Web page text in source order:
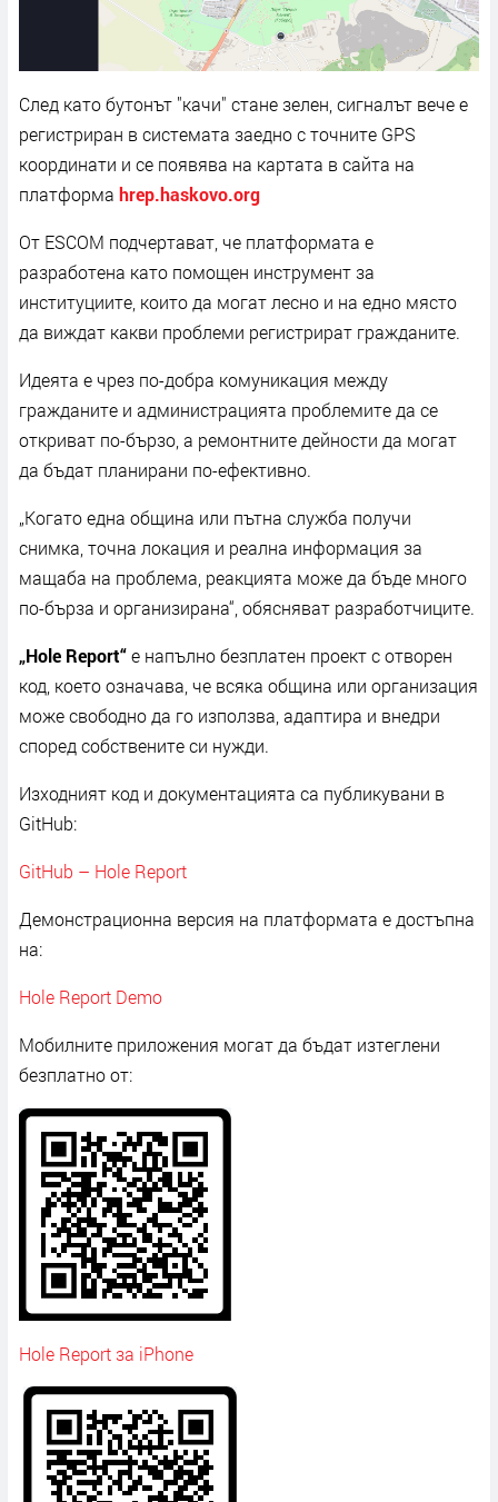
След като бутонът "качи" стане зелен, сигналът вече е
регистриран в системата заедно с точните GPS
координати и се появява на картата в сайта на
платформа hrep.haskovo.org
От ESCOM подчертават, че платформата е
разработена като помощен инструмент за
институциите, които да могат лесно и на едно място
да виждат какви проблеми регистрират гражданите.
Идеята е чрез по-добра комуникация между
гражданите и администрацията проблемите да се
откриват по-бързо, а ремонтните дейности да могат
да бъдат планирани по-ефективно.
„Когато една община или пътна служба получи
снимка, точна локация и реална информация за
мащаба на проблема, реакцията може да бъде много
по-бърза и организирана“, обясняват разработчиците.
„Hole Report“е напълно безплатен проект с отворен
код, което означава, че всяка община или организация
може свободно да го използва, адаптира и внедри
според собствените си нужди.
Изходният код и документацията са публикувани в
GitHub:
GitHub – Hole Report
Демонстрационна версия на платформата е достъпна
на:
Hole Report Demo
Мобилните приложения могат да бъдат изтеглени
безплатно от:
Hole Report за iPhone